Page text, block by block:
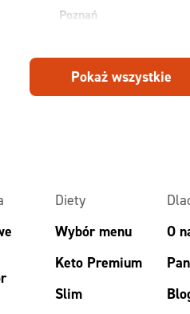
Poznań
Pokaż wszystkie
Diety
Wybór menu
Keto Premium
Slim
O